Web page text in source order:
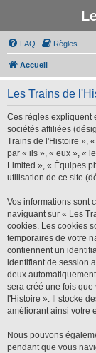
FAQ Règles
Accueil
Les Trains de
Ces règles expliquent
sociétés affiliées
Trains de l'Histoire »,
par « ils », « eux », «
Limited », « Équipes
utilisation de ce site
Vos informations sont
naviguant sur « Les
cookies. Les cookies
temporaires de votre
contiennent un
identifiant de session
deux
sera créé une fois
l'Histoire ». Il stocke
améliorant ainsi votre
Nous pouvons
pendant que vous